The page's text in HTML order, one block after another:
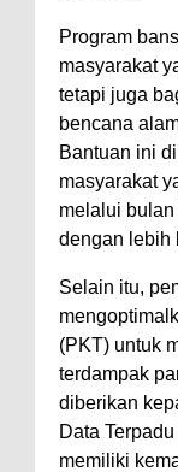
Program
masyarakat
tetapi juga
bencana
Bantuan ini
masyarakat
melalui
dengan lebih
Selain itu,
(PKT) untuk
terdampak
diberikan
Data
memiliki